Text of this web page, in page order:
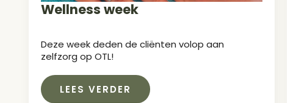
Wellness week
Deze week deden de cliënten volop aan
zelfzorg op OTL!
LEES VERDER